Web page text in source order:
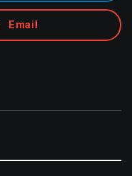
Email